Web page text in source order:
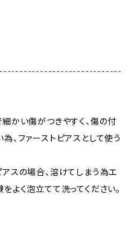
かい傷がつきやすく、傷の付
、ファーストピアスとして使う
スの場合、溶けてしまう為エ
よく泡立てて洗ってください。